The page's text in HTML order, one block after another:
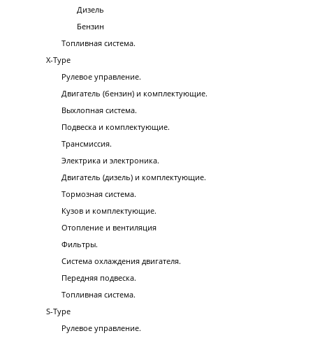
Дизель
Бензин
Топливная система.
X-Type
Рулевое управление.
Двигатель (бензин) и комплектующие.
Выхлопная система.
Подвеска и комплектующие.
Трансмиссия.
Электрика и электроника.
Двигатель (дизель) и комплектующие.
Тормозная система.
Кузов и комплектующие.
Отопление и вентиляция
Фильтры.
Система охлаждения двигателя.
Передняя подвеска.
Топливная система.
S-Type
Рулевое управление.